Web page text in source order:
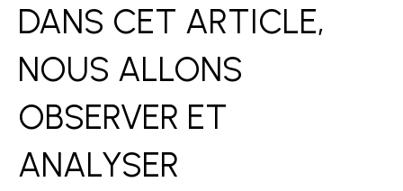
DANS CET ARTICLE,
NOUS ALLONS
OBSERVER ET
ANALYSER